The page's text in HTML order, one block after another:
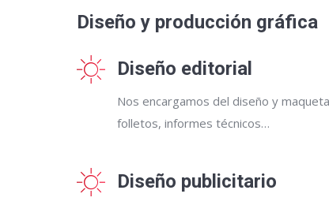
Diseño y producción gráfica
Diseño editorial
Nos encargamos del diseño y
folletos, informes técnicos…
Diseño publicitario